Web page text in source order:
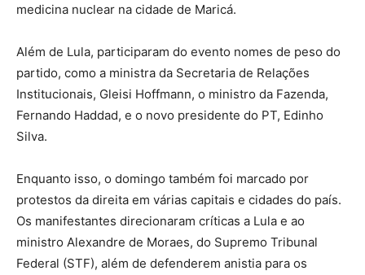
medicina nuclear na cidade de Maricá.
Além de Lula, participaram do evento nomes de peso do
partido, como a ministra da Secretaria de Relações
Institucionais, Gleisi Hoffmann, o ministro da Fazenda,
Fernando Haddad, e o novo presidente do PT, Edinho
Silva.
Enquanto isso, o domingo também foi marcado por
protestos da direita em várias capitais e cidades do país.
Os manifestantes direcionaram críticas a Lula e ao
ministro Alexandre de Moraes, do Supremo Tribunal
Federal (STF), além de defenderem anistia para os